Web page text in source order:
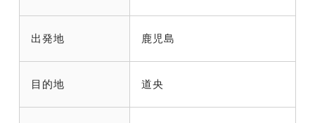
出発地 鹿児島
目的地 道央